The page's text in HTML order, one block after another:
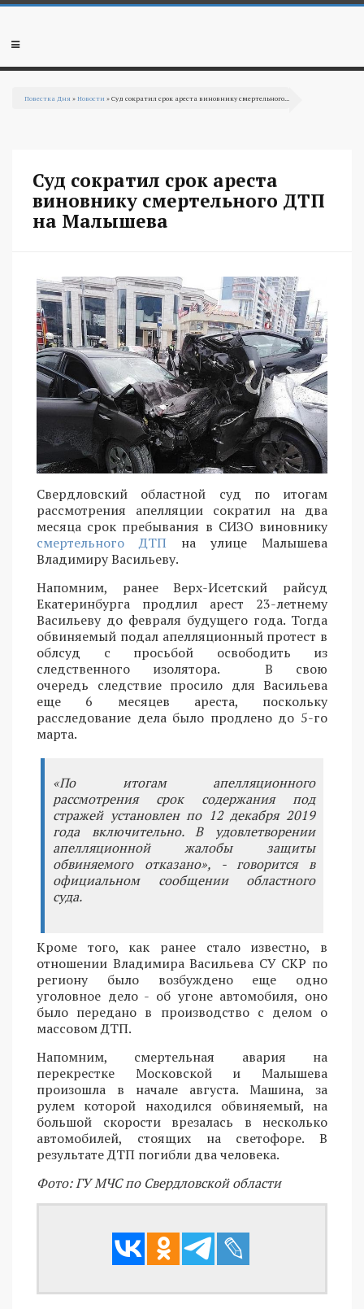
Перейти к основному содержанию
Мобильное
Повестка Дня »Новости » Суд сократил срок ареста виновнику смертельного...
Суд сократил срок ареста
виновнику смертельного ДТП
на Малышева
Свердловский областной суд по итогам
рассмотрения апелляции сократил на два
месяца срок пребывания в СИЗО виновнику
смертельного ДТП на улице Малышева
Владимиру Васильеву.
Напомним, ранее Верх-Исетский райсуд
Екатеринбурга продлил арест 23-летнему
Васильеву до февраля будущего года. Тогда
обвиняемый подал апелляционный протест в
облсуд с просьбой освободить из
следственного изолятора. В свою
очередь следствие просило для Васильева
еще 6 месяцев ареста, поскольку
расследование дела было продлено до 5-го
марта.
«По итогам апелляционного
рассмотрения срок содержания под
стражей установлен по 12 декабря 2019
года включительно. В удовлетворении
апелляционной жалобы защиты
обвиняемого отказано», - говорится в
официальном сообщении областного
суда.
Кроме того, как ранее стало известно, в
отношении Владимира Васильева СУ СКР по
региону было возбуждено еще одно
уголовное дело - об угоне автомобиля, оно
было передано в производство с делом о
массовом ДТП.
Напомним, смертельная авария на
перекрестке Московской и Малышева
произошла в начале августа. Машина, за
рулем которой находился обвиняемый, на
большой скорости врезалась в несколько
автомобилей, стоящих на светофоре. В
результате ДТП погибли два человека.
Фото: ГУ МЧС по Свердловской области